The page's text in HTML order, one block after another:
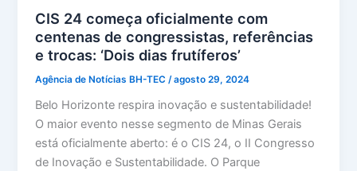
CIS 24 começa oficialmente com
centenas de congressistas, referências
e trocas: ‘Dois dias frutíferos’
Agência de Notícias BH-TEC /agosto 29, 2024
Belo Horizonte respira inovação e sustentabilidade!
O maior evento nesse segmento de Minas Gerais
está oficialmente aberto: é o CIS 24, o II Congresso
de Inovação e Sustentabilidade. O Parque